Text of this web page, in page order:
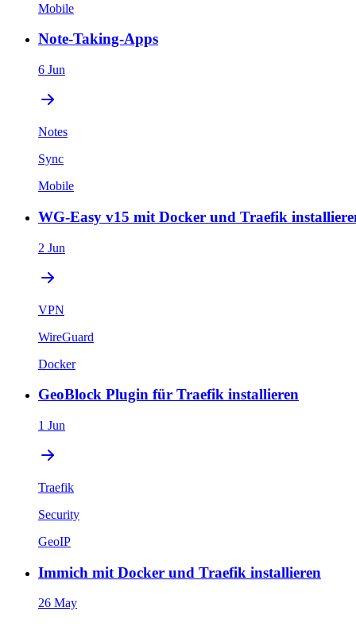
Mobile
Note-Taking-Apps
6 Jun
Notes
Sync
Mobile
WG-Easy v15 mit Docker und Traefik
2 Jun
VPN
WireGuard
Docker
GeoBlock Plugin für Traefik installieren
1 Jun
Traefik
Security
GeoIP
Immich mit Docker und Traefik installieren
26 May